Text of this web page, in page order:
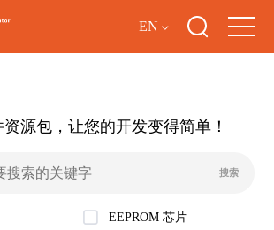
EN
源包，让您的开发变得简单！
EEPROM 芯片